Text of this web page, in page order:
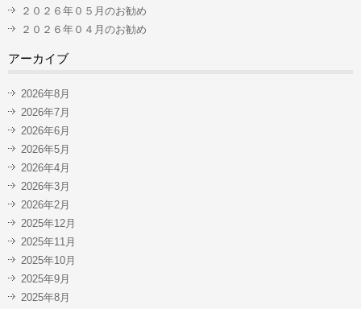
２０２６年０５月のお勧め
２０２６年０４月のお勧め
アーカイブ
2026年8月
2026年7月
2026年6月
2026年5月
2026年4月
2026年3月
2026年2月
2025年12月
2025年11月
2025年10月
2025年9月
2025年8月